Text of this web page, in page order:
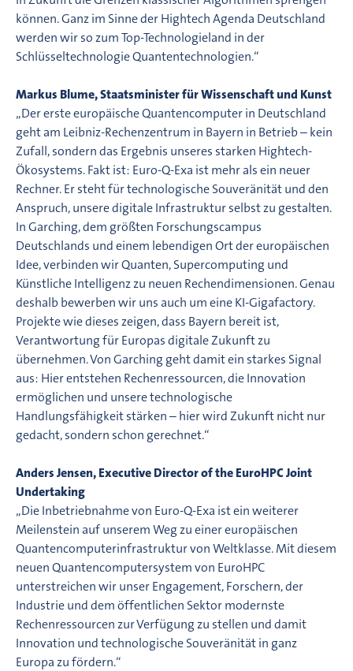
können. Ganz im Sinne der Hightech Agenda Deutschland
werden wir so zum Top-Technologieland in der
Schlüsseltechnologie Quantentechnologien.“
Markus Blume, Staatsminister für Wissenschaft und Kunst
„Der erste europäische Quantencomputer in Deutschland
geht am Leibniz-Rechenzentrum in Bayern in Betrieb – kein
Zufall, sondern das Ergebnis unseres starken Hightech-
Ökosystems. Fakt ist: Euro-Q-Exa ist mehr als ein neuer
Rechner. Er steht für technologische Souveränität und den
Anspruch, unsere digitale Infrastruktur selbst zu gestalten.
In Garching, dem größten Forschungscampus
Deutschlands und einem lebendigen Ort der europäischen
Idee, verbinden wir Quanten, Supercomputing und
Künstliche Intelligenz zu neuen Rechendimensionen. Genau
deshalb bewerben wir uns auch um eine KI-Gigafactory.
Projekte wie dieses zeigen, dass Bayern bereit ist,
Verantwortung für Europas digitale Zukunft zu
übernehmen. Von Garching geht damit ein starkes Signal
aus: Hier entstehen Rechenressourcen, die Innovation
ermöglichen und unsere technologische
Handlungsfähigkeit stärken – hier wird Zukunft nicht nur
gedacht, sondern schon gerechnet.“
Anders Jensen, Executive Director of the EuroHPC Joint
Undertaking
„Die Inbetriebnahme von Euro-Q-Exa ist ein weiterer
Meilenstein auf unserem Weg zu einer europäischen
Quantencomputerinfrastruktur von Weltklasse. Mit diesem
neuen Quantencomputersystem von EuroHPC
unterstreichen wir unser Engagement, Forschern, der
Industrie und dem öffentlichen Sektor modernste
Rechenressourcen zur Verfügung zu stellen und damit
Innovation und technologische Souveränität in ganz
Europa zu fördern.“